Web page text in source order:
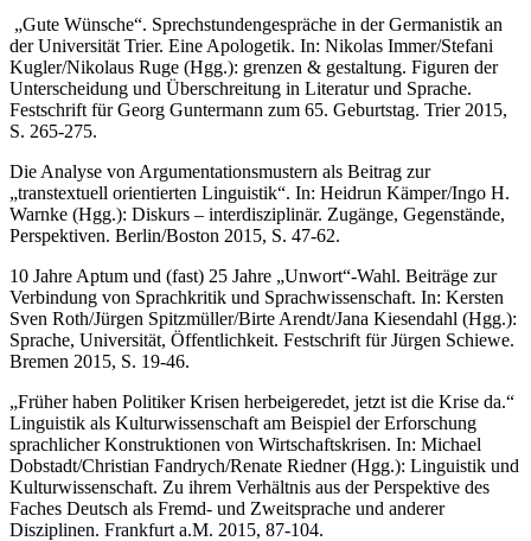
„Gute Wünsche“. Sprechstundengespräche in der Germanistik an
der Universität Trier. Eine Apologetik. In: Nikolas Immer/Stefani
Kugler/Nikolaus Ruge (Hgg.): grenzen & gestaltung. Figuren der
Unterscheidung und Überschreitung in Literatur und Sprache.
Festschrift für Georg Guntermann zum 65. Geburtstag. Trier 2015,
S. 265-275.
Die Analyse von Argumentationsmustern als Beitrag zur
„transtextuell orientierten Linguistik“. In: Heidrun Kämper/Ingo H.
Warnke (Hgg.): Diskurs – interdisziplinär. Zugänge, Gegenstände,
Perspektiven. Berlin/Boston 2015, S. 47-62.
10 Jahre Aptum und (fast) 25 Jahre „Unwort“-Wahl. Beiträge zur
Verbindung von Sprachkritik und Sprachwissenschaft. In: Kersten
Sven Roth/Jürgen Spitzmüller/Birte Arendt/Jana Kiesendahl (Hgg.):
Sprache, Universität, Öffentlichkeit. Festschrift für Jürgen Schiewe.
Bremen 2015, S. 19-46.
„Früher haben Politiker Krisen herbeigeredet, jetzt ist die Krise da.“
Linguistik als Kulturwissenschaft am Beispiel der Erforschung
sprachlicher Konstruktionen von Wirtschaftskrisen. In: Michael
Dobstadt/Christian Fandrych/Renate Riedner (Hgg.): Linguistik und
Kulturwissenschaft. Zu ihrem Verhältnis aus der Perspektive des
Faches Deutsch als Fremd- und Zweitsprache und anderer
Disziplinen. Frankfurt a.M. 2015, 87-104.